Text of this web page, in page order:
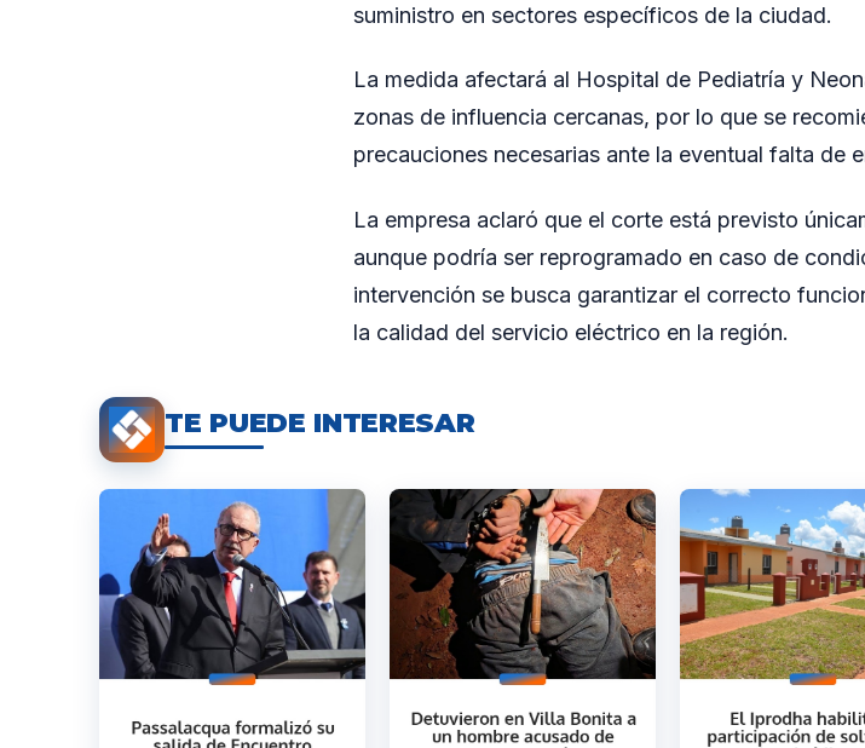
suministro en sectores específicos de la ciudad.
La medida afectará al Hospital de Pediatría y
zonas de influencia cercanas, por lo que se
precauciones necesarias ante la eventual falta de
La empresa aclaró que el corte está previsto
aunque podría ser reprogramado en caso de
intervención se busca garantizar el correcto
la calidad del servicio eléctrico en la región.
TE PUEDE INTERESAR